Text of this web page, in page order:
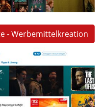
- Werbemittelkreation